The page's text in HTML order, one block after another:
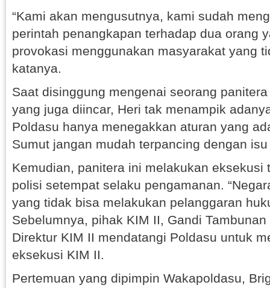
“Kami akan mengusutnya, kami sudah
perintah penangkapan terhadap dua orang
provokasi menggunakan masyarakat yang
katanya.
Saat disinggung mengenai seorang
yang juga diincar, Heri tak menampik
Poldasu hanya menegakkan aturan yang
Sumut jangan mudah terpancing dengan
Kemudian, panitera ini melakukan eksekusi
polisi setempat selaku pengamanan.
yang tidak bisa melakukan pelanggaran
Sebelumnya, pihak KIM II, Gandi
Direktur KIM II mendatangi Poldasu untuk
eksekusi KIM II.
Pertemuan yang dipimpin Wakapoldasu,